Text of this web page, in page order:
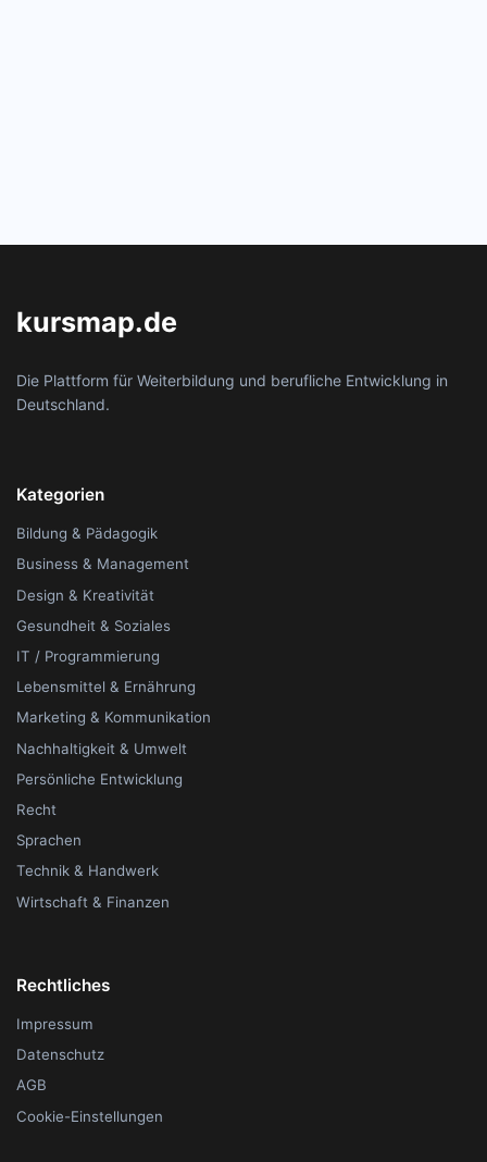
kursmap.de
Die Plattform für Weiterbildung und berufliche Entwicklung in
Deutschland.
Kategorien
Bildung & Pädagogik
Business & Management
Design & Kreativität
Gesundheit & Soziales
IT / Programmierung
Lebensmittel & Ernährung
Marketing & Kommunikation
Nachhaltigkeit & Umwelt
Persönliche Entwicklung
Recht
Sprachen
Technik & Handwerk
Wirtschaft & Finanzen
Rechtliches
Impressum
Datenschutz
AGB
Cookie-Einstellungen